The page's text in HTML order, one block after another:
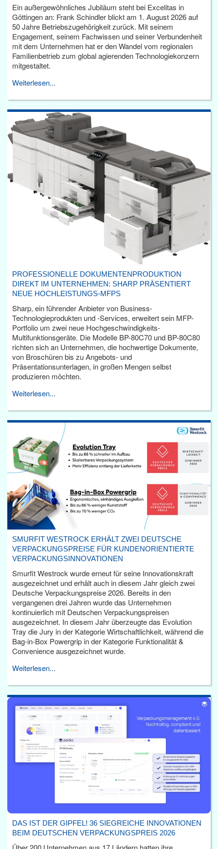
Ein außergewöhnliches Jubiläum steht bei Excelitas in
Göttingen an: Frank Schindler blickt am 1. August 2026 auf
50 Jahre Betriebszugehörigkeit zurück. Mit seinem
Engagement, seinem Fachwissen und seiner Verbundenheit
mit dem Unternehmen hat er den Wandel vom regionalen
Familienbetrieb zum global agierenden Technologiekonzern
mitgestaltet.
Weiterlesen...
PROFESSIONELLE DOKUMENTENPRODUKTION
DIREKT IM UNTERNEHMEN: SHARP PRÄSENTIERT
NEUE HOCHLEISTUNGS-MFPS
Sharp, ein führender Anbieter von Business-
Technologieprodukten und -Services, erweitert sein MFP-
Portfolio um zwei neue Hochgeschwindigkeits-
Multifunktionsgeräte. Die Modelle BP-80C70 und BP-80C80
richten sich an Unternehmen, die hochwertige Dokumente,
von Broschüren bis zu Angebots- und
Präsentationsunterlagen, in großen Mengen selbst
produzieren möchten.
Weiterlesen...
SMURFIT WESTROCK ERHÄLT ZWEI DEUTSCHE
VERPACKUNGSPREISE FÜR KUNDENORIENTIERTE
VERPACKUNGSINNOVATIONEN
Smurfit Westrock wurde erneut für seine Innovationskraft
ausgezeichnet und erhält auch in diesem Jahr gleich zwei
Deutsche Verpackungspreise 2026. Bereits in den
vergangenen drei Jahren wurde das Unternehmen
kontinuierlich mit Deutschen Verpackungspreisen
ausgezeichnet. In diesem Jahr überzeugte das Evolution
Tray die Jury in der Kategorie Wirtschaftlichkeit, während die
Bag-in-Box Powergrip in der Kategorie Funktionalität &
Convenience ausgezeichnet wurde.
Weiterlesen...
DAS IST DER GIPFEL! 36 SIEGREICHE INNOVATIONEN
BEIM DEUTSCHEN VERPACKUNGSPREIS 2026